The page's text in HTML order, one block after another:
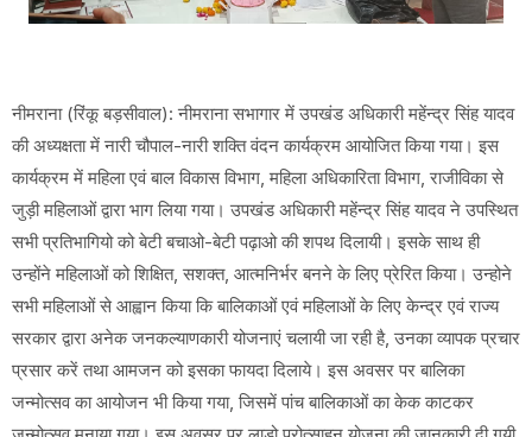
नीमराना (रिंकू बड़सीवाल): नीमराना सभागार में उपखंड अधिकारी महेंन्द्र सिंह यादव
की अध्यक्षता में नारी चौपाल-नारी शक्ति वंदन कार्यक्रम आयोजित किया गया। इस
कार्यक्रम में महिला एवं बाल विकास विभाग, महिला अधिकारिता विभाग, राजीविका से
जुड़ी महिलाओं द्वारा भाग लिया गया। उपखंड अधिकारी महेंन्द्र सिंह यादव ने उपस्थित
सभी प्रतिभागियो को बेटी बचाओ-बेटी पढ़ाओ की शपथ दिलायी। इसके साथ ही
उन्होंने महिलाओं को शिक्षित, सशक्त, आत्मनिर्भर बनने के लिए प्रेरित किया। उन्होने
सभी महिलाओं से आह्वान किया कि बालिकाओं एवं महिलाओं के लिए केन्द्र एवं राज्य
सरकार द्वारा अनेक जनकल्याणकारी योजनाएं चलायी जा रही है, उनका व्यापक प्रचार
प्रसार करें तथा आमजन को इसका फायदा दिलाये। इस अवसर पर बालिका
जन्मोत्सव का आयोजन भी किया गया, जिसमें पांच बालिकाओं का केक काटकर